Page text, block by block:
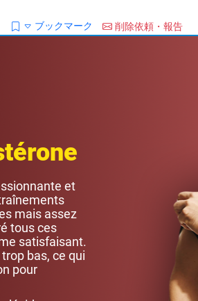
ブックマーク 削除依頼・報告